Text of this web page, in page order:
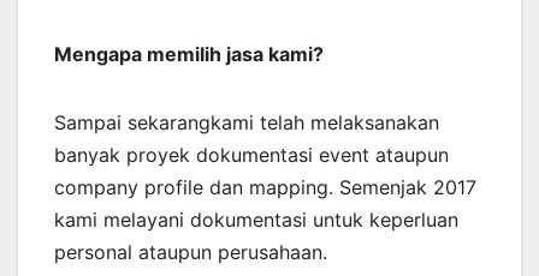
Mengapa memilih jasa kami?
Sampai sekarangkami telah melaksanakan
banyak proyek dokumentasi event ataupun
company profile dan mapping. Semenjak 2017
kami melayani dokumentasi untuk keperluan
personal ataupun perusahaan.